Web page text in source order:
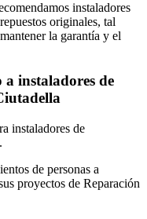
instaladores
originales, tal
la garantía y el
instaladores de
instaladores de
de personas a
proyectos de Reparación